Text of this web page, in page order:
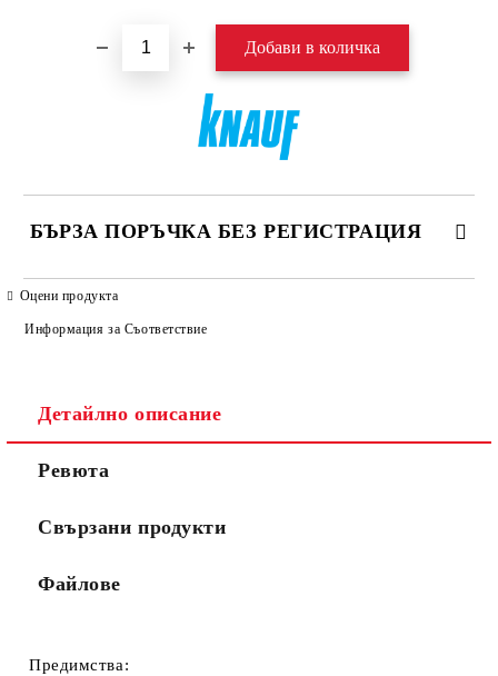
БЪРЗА ПОРЪЧКА БЕЗ РЕГИСТРАЦИЯ
цена не включва транспорт.
Оцени продукта
Информация за Съответствие
Детайлно описание
Ревюта
Свързани продукти
Файлове
Предимства: